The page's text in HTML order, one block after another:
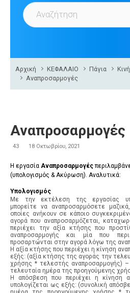
Αρχική ΚΕΦΑΛΑΙΟ Πάγια
Αναπροσαρμογές
Αναπροσαρμογές
43 18 Οκτωβρίου, 2021
Η εργασία Αναπροσαρμογές
(υπολογισμός & Ακύρωση). Αναλυτικά:
Υπολογισμός
Με την εκτέλεση της εργασίας
μπορείτε να αναπροσαρμόσετε
οποίες ανήκουν σε κάποιο
αγορά που αναπροσαρμόζεται,
περιέχει την αξία κτήσης που
αναπροσαρμογής και μία που
προσαρτώνται στην αγορά λόγω της
Η αξία κτήσης που περιέχει η κίνηση
εξής: (αξία κτήσης της αγοράς την
χρήσης * τελεστής αναπροσαρμογής)
τελευταία ημέρα της προηγούμενης
Η απόσβεση που περιέχει η κίνηση
υπολογίζεται ως εξής: (συνολική